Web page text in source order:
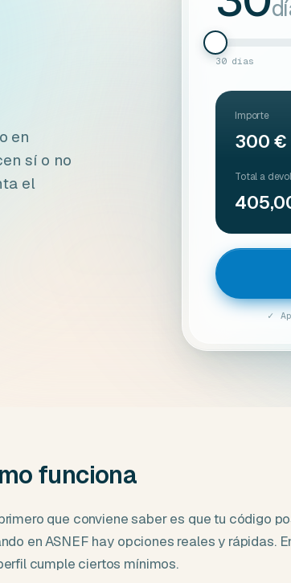
en
sí o no
el
30 días
Importe
300 €
Total a
✓
funciona
que conviene saber es que tu código
en ASNEF hay opciones reales y rápidas.
cumple ciertos mínimos.